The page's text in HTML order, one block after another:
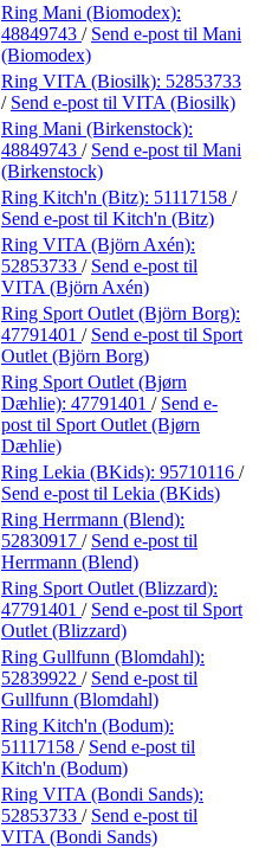
Ring Mani (Biomodex):
48849743 / Send e-post til Mani
(Biomodex)
Ring VITA (Biosilk): 52853733
/ Send e-post til VITA (Biosilk)
Ring Mani (Birkenstock):
48849743 / Send e-post til Mani
(Birkenstock)
Ring Kitch'n (Bitz): 51117158 /
Send e-post til Kitch'n (Bitz)
Ring VITA (Björn Axén):
52853733 / Send e-post til
VITA (Björn Axén)
Ring Sport Outlet (Björn Borg):
47791401 / Send e-post til Sport
Outlet (Björn Borg)
Ring Sport Outlet (Bjørn
Dæhlie): 47791401 / Send e-
post til Sport Outlet (Bjørn
Dæhlie)
Ring Lekia (BKids): 95710116 /
Send e-post til Lekia (BKids)
Ring Herrmann (Blend):
52830917 / Send e-post til
Herrmann (Blend)
Ring Sport Outlet (Blizzard):
47791401 / Send e-post til Sport
Outlet (Blizzard)
Ring Gullfunn (Blomdahl):
52839922 / Send e-post til
Gullfunn (Blomdahl)
Ring Kitch'n (Bodum):
51117158 / Send e-post til
Kitch'n (Bodum)
Ring VITA (Bondi Sands):
52853733 / Send e-post til
VITA (Bondi Sands)